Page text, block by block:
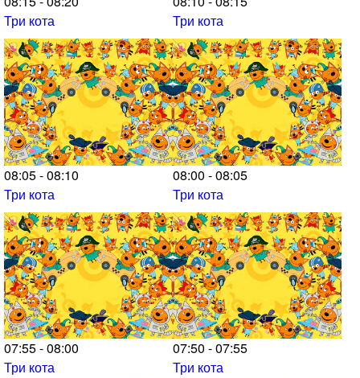
Три кота
Три кота
08:05 - 08:10
Три кота
08:00 - 08:05
Три кота
07:55 - 08:00
Три кота
07:50 - 07:55
Три кота